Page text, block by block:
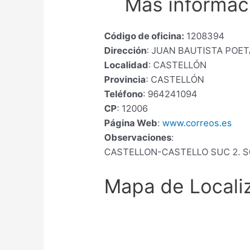
Código de oficina: 1208394
Dirección: JUAN BAUTISTA
Localidad: CASTELLÓN
Provincia: CASTELLÓN
Teléfono: 964241094
CP: 12006
Página Web: www.correos.es
Observaciones:
CASTELLON-CASTELLO SUC 2.
Mapa de